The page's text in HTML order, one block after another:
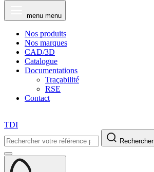
menu menu
Nos produits
Nos marques
CAD/3D
Catalogue
Documentations
Traçabilité
RSE
Contact
TDI
Rechercher